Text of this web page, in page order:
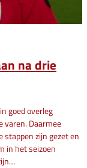
na drie
goed overleg
varen. Daarmee
stappen zijn gezet en
in het seizoen